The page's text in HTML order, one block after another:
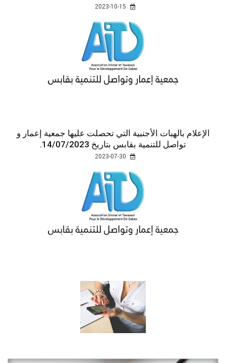
الإعلام بالهبات الأجنبية التي تحصلت عليها جمعية إعمار و
تواصل للتنمية بقابس بتاريخ 14/07/2023.